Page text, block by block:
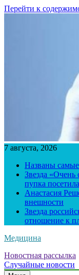
Перейти к
7 августа, 2026
Названы
Звезда «Очень
пупка
Анастасия
внешности
Звезда
отношение к
Медицина
Новостная рассылка
Случайные новости